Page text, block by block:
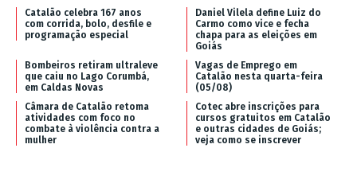
Catalão celebra 167 anos
com corrida, bolo, desfile e
programação especial
Daniel Vilela define Luiz do
Carmo como vice e fecha
chapa para as eleições em
Goiás
Bombeiros retiram ultraleve
que caiu no Lago Corumbá,
em Caldas Novas
Vagas de Emprego em
Catalão nesta quarta-feira
(05/08)
Câmara de Catalão retoma
atividades com foco no
combate à violência contra a
mulher
Cotec abre inscrições para
cursos gratuitos em Catalão
e outras cidades de Goiás;
veja como se inscrever